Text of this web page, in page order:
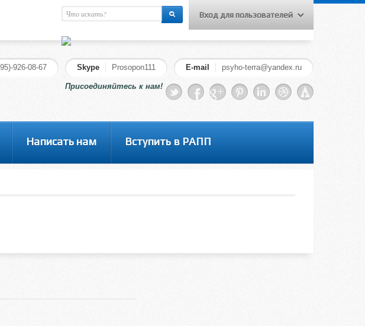
панелью
Меню для слушателей курсов
Вход на сайт
Вход для пользователей
926-08-67 Skype Prosopon111 E-mail psyho-terra@yandex.ru
Присоединяйтесь к нам!
Написать нам Вступить в РАПП